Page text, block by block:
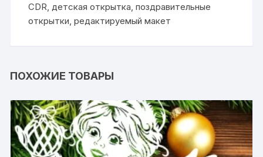
CDR детская открытка ,поздравительные
открытки ,редактируемый макет
ПОХОЖИЕ ТОВАРЫ